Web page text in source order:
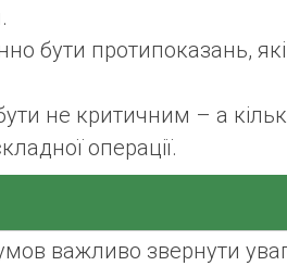
бути протипоказань,
не критичним – а
операції.
важливо звернути